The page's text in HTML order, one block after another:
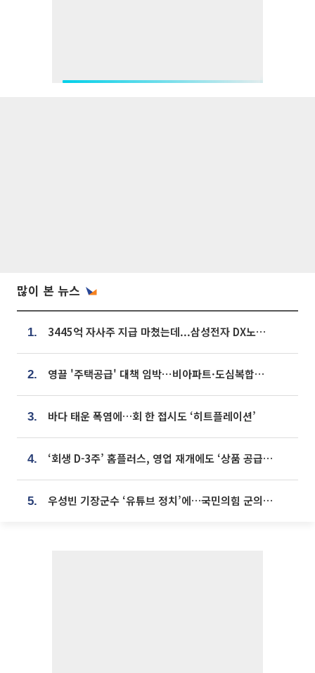
많이 본 뉴스
1. 3445억 자사주 지급 마쳤는데...삼성전자 DX노조, 뒤늦은 '떼쓰기 집회'
2. 영끌 '주택공급' 대책 임박⋯비아파트·도심복합까지 총동원
3. 바다 태운 폭염에…회 한 접시도 ‘히트플레이션’
4. ‘회생 D-3주’ 홈플러스, 영업 재개에도 ‘상품 공급망’ 복구가 생존 관건
5. 우성빈 기장군수 ‘유튜브 정치’에…국민의힘 군의원들 집단 반발